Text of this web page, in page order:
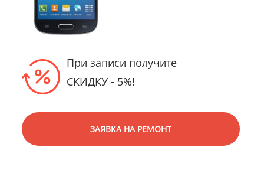
При записи получите
СКИДКУ - 5%!
ЗАЯВКА НА РЕМОНТ